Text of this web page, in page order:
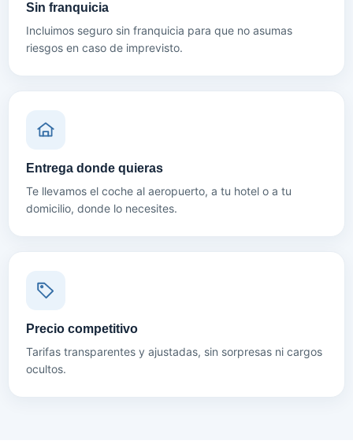
Sin franquicia
Incluimos seguro sin franquicia para que no asumas
riesgos en caso de imprevisto.
Entrega donde quieras
Te llevamos el coche al aeropuerto, a tu hotel o a tu
domicilio, donde lo necesites.
Precio competitivo
Tarifas transparentes y ajustadas, sin sorpresas ni cargos
ocultos.